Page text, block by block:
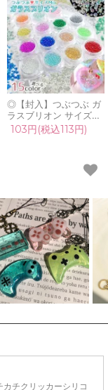
◎【封入】つぶつぶ ガ
ラスブリオン サイズ
mix レジン封入素材 オ
ーロラ 封入パーツ ガラ
カラフル キラキラ 手芸
103円(税込113円)